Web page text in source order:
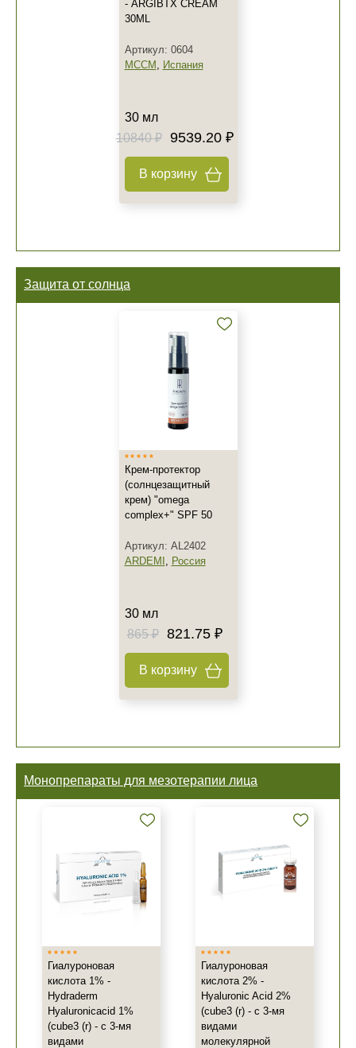
- ARGIBTX CREAM
30ML
Артикул: 0604
MCCM , Испания
30 мл
10840 ₽
9539.20 ₽
В корзину
Защита от солнца
Крем-протектор
(солнцезащитный
крем) "omega
complex+" SPF 50
Артикул: AL2402
ARDEMI , Россия
30 мл
865 ₽
821.75 ₽
В корзину
Монопрепараты для мезотерапии лица
Гиалуроновая
кислота 1% -
Hydraderm
Hyaluronicacid 1%
(cube3 (r) - с 3-мя
видами
Гиалуроновая
кислота 2% -
Hyaluronic Acid 2%
(cube3 (r) - с 3-мя
видами
молекулярной